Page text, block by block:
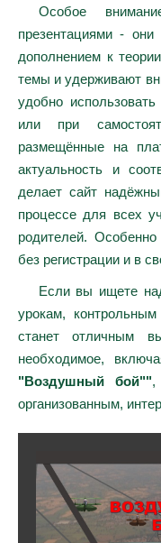
Особое
презентациями -
дополнением к
темы и удерживают
удобно
или при
размещённые на
актуальность и
делает сайт
процессе для всех
родителей.
без регистрации и в
Если вы ищете
урокам,
станет отличным
необходимое,
"Воздушный бой"",
организованным,